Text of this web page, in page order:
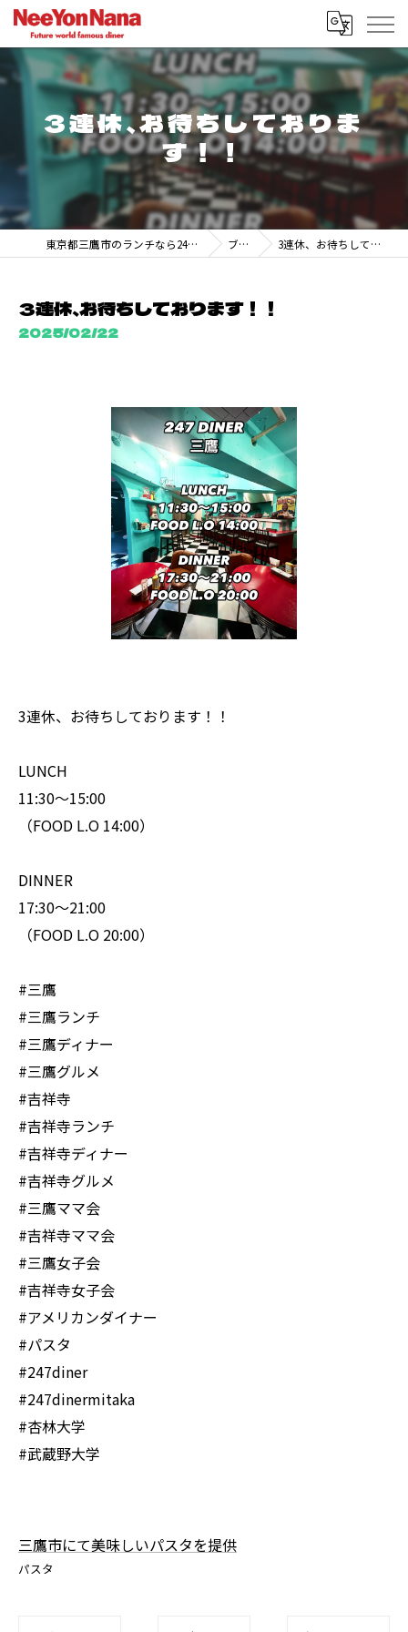
3連休、お待ちしておりま
す！！
東京都三鷹市のランチなら247 DINER MITAKA ブログ 3連休、お待ちしております！！
3連休、お待ちしております！！
2025/02/22
3連休、お待ちしております！！
LUNCH
11:30〜15:00
（FOOD L.O 14:00）
DINNER
17:30〜21:00
（FOOD L.O 20:00）
#三鷹
#三鷹ランチ
#三鷹ディナー
#三鷹グルメ
#吉祥寺
#吉祥寺ランチ
#吉祥寺ディナー
#吉祥寺グルメ
#三鷹ママ会
#吉祥寺ママ会
#三鷹女子会
#吉祥寺女子会
#アメリカンダイナー
#パスタ
#247diner
#247dinermitaka
#杏林大学
#武蔵野大学
三鷹市にて美味しいパスタを提供
パスタ